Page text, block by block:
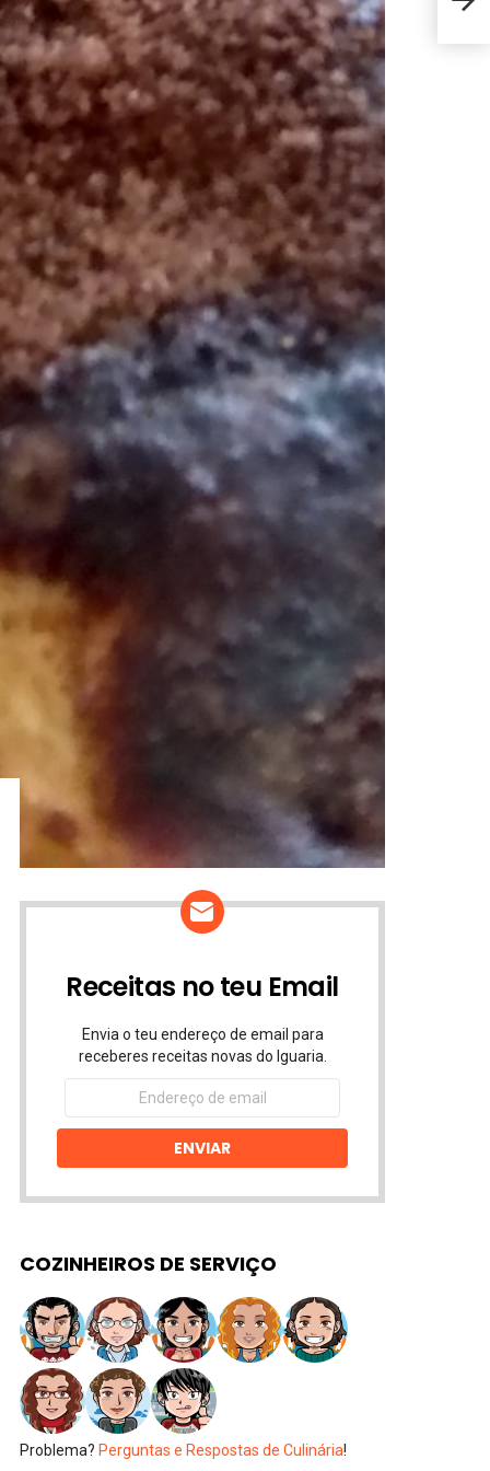
Receitas no teu Email
Envia o teu endereço de email para
receberes receitas novas do Iguaria.
Endereço
email
ENVIAR
COZINHEIROS DE SERVIÇO
Problema? Perguntas e Respostas de Culinária!